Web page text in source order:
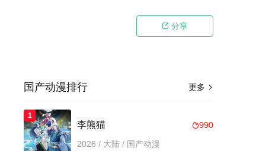
 分享
更多 
国产动漫排行
1
990
李熊猫
2026 / 大陆 / 国产动漫